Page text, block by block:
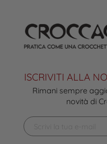
ISCRIVITI ALLA
Rimani sempre
novità di